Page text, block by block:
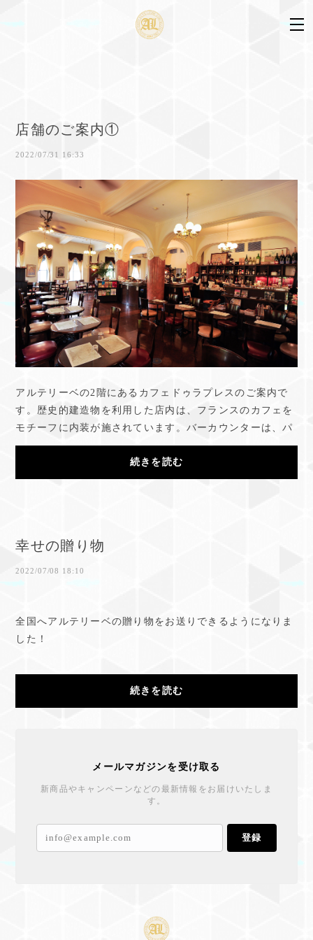
店舗のご案内①
2022/07/31 16:33
アルテリーベの2階にあるカフェドゥラプレスのご案内で
す。歴史的建造物を利用した店内は、フランスのカフェを
モチーフに内装が施されています。バーカウンターは、パ
リから仕入れた錫のカウンターとイタリアのア...
続きを読む
幸せの贈り物
2022/07/08 18:10
全国へアルテリーベの贈り物をお送りできるようになりま
した！
続きを読む
メールマガジンを受け取る
新商品やキャンペーンなどの最新情報をお届けいたしま
す。
登録